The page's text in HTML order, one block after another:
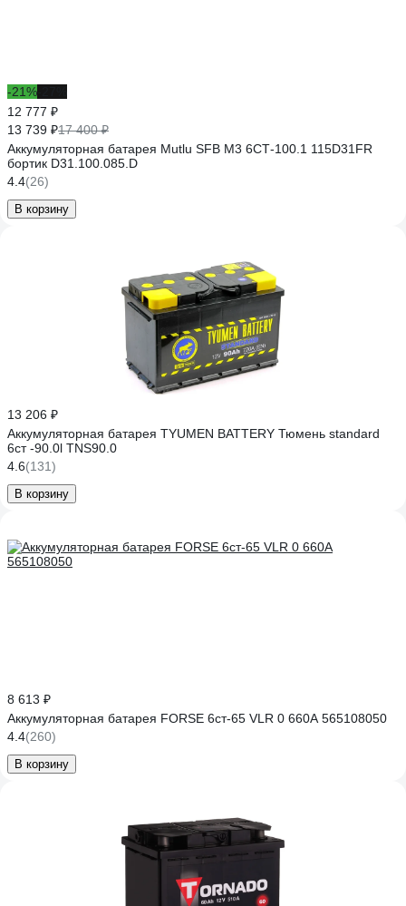
-21%
12 777 ₽
13 739 ₽17 400 ₽
Аккумуляторная батарея Mutlu SFB M3 6СТ-100.1 115D31FR
бортик D31.100.085.D
4.4(26)
В корзину
13 206 ₽
Аккумуляторная батарея TYUMEN BATTERY Тюмень standard
6ст -90.0l TNS90.0
4.6(131)
В корзину
8 613 ₽
Аккумуляторная батарея FORSE 6ст-65 VLR 0 660A 565108050
4.4(260)
В корзину